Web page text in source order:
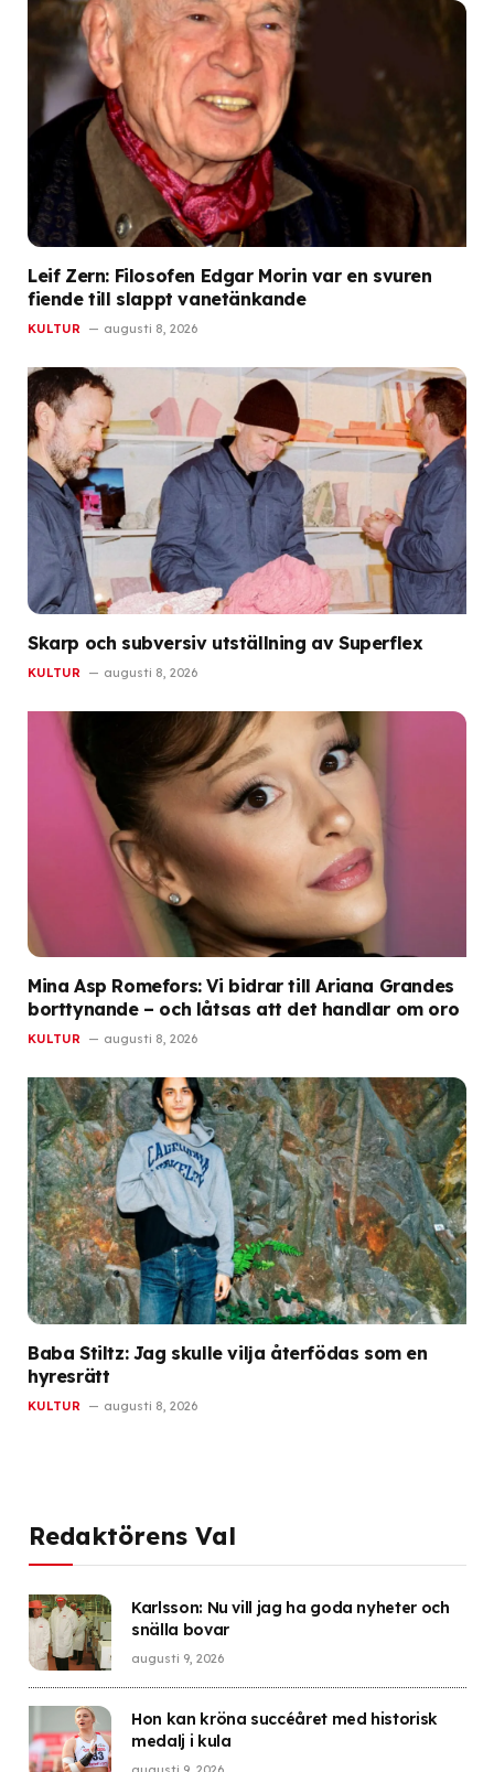
Leif Zern: Filosofen Edgar Morin var en svuren
fiende till slappt vanetänkande
KULTUR augusti 8, 2026
Skarp och subversiv utställning av Superflex
KULTUR augusti 8, 2026
Mina Asp Romefors: Vi bidrar till Ariana Grandes
borttynande – och låtsas att det handlar om oro
KULTUR augusti 8, 2026
Baba Stiltz: Jag skulle vilja återfödas som en
hyresrätt
KULTUR augusti 8, 2026
Redaktörens Val
Karlsson: Nu vill jag ha goda nyheter och
snälla bovar
augusti 9, 2026
Hon kan kröna succéåret med historisk
medalj i kula